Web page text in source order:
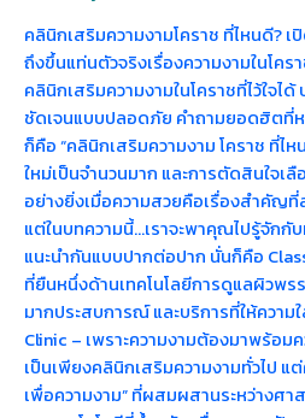
คลินิกเสริมความงามโคราช ที่ไหนดี? เ
ถึงขึ้นแท่นตัวจริงเรื่องความงามใน
คลินิกเสริมความงามในโคราชที่ไว้ใจไ
ชัดเจนแบบปลอดภัย คำถามยอดฮิตที่
ก็คือ “คลินิกเสริมความงาม โคราช ที่ไ
ใหม่เป็นจำนวนมาก และการตัดสินใจเลื
อย่างยิ่งเมื่อความสวยคือเรื่องสำคัญ
แต่ในบทความนี้…เราจะพาคุณไปรู้จักกั
แนะนำกันแบบปากต่อปาก นั่นก็คือ
ที่ยืนหนึ่งด้านเทคโนโลยีการดูแลผิวพ
มากประสบการณ์ และบริการที่ให้ความ
Clinic – เพราะความงามต้องมาพร้อม
เป็นเพียงคลินิกเสริมความงามทั่วไป
เพื่อความงาม” ที่ผสมผสานระหว่างศ